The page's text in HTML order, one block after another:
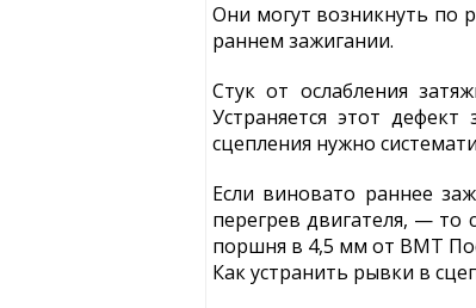
Они могут возникнуть по
раннем зажигании.
Стук от ослабления
Устраняется этот
сцепления нужно
Если виновато раннее
перегрев двигателя, — то
поршня в 4,5 мм от ВМТ
Как устранить рывки в